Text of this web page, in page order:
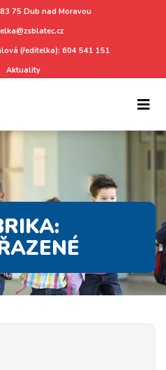
75 Dub nad Moravou
(ředitelka): 604 541 151
Aktuality